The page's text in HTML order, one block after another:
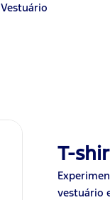
Vestuário
T-
vestuário